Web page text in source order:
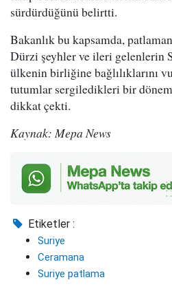
sürdürdüğünü belirtti.
Bakanlık bu kapsamda,
Dürzi şeyhler ve ileri gelenlerin
ülkenin birliğine bağlılıklarını
tutumlar sergiledikleri bir
dikkat çekti.
Kaynak: Mepa News
Etiketler :
Suriye
Ceramana
Suriye patlama